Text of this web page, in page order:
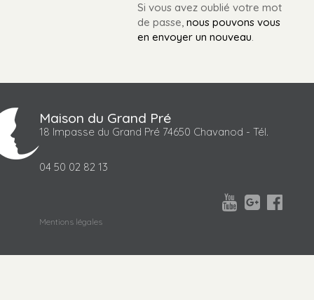
Si vous avez oublié votre mot
de passe,nous pouvons vous
en envoyer un nouveau.
Maison du Grand Pré
18 Impasse du Grand Pré 74650 Chavanod - Tél.
04 50 02 82 13



Mentions légales